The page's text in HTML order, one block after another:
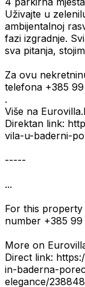
Uživajte u
ambijentalnoj
fazi izgradnje.
sva pitanja,
Za ovu
telefona +385
.
Više na
Direktan link:
vila-u-baderni-
-----
...
For this
number +385 99
More on
Direct link:
in-baderna-
elegance/